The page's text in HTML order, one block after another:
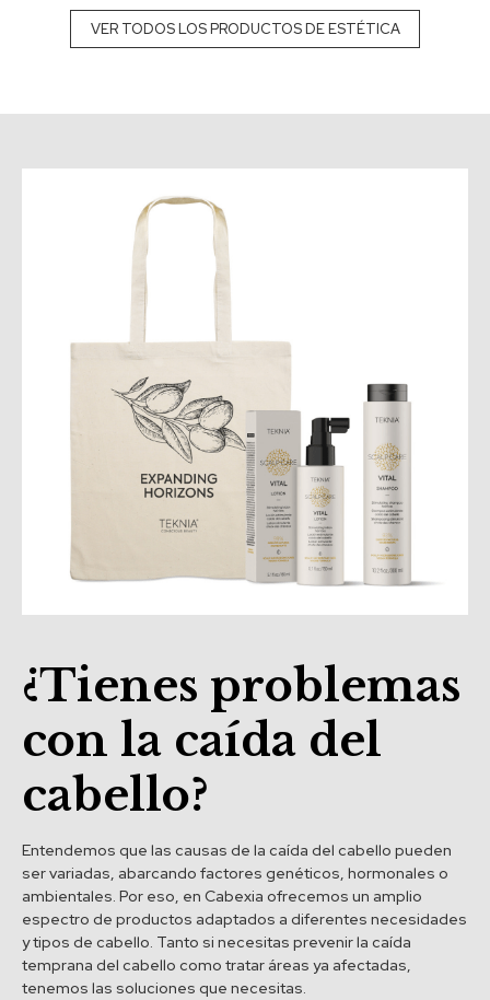
VER TODOS LOS PRODUCTOS DE ESTÉTICA
¿Tienes problemas
con la caída del
cabello?
Entendemos que las causas de la caída del cabello pueden
ser variadas, abarcando factores genéticos, hormonales o
ambientales. Por eso, en Cabexia ofrecemos un amplio
espectro de productos adaptados a diferentes necesidades
y tipos de cabello. Tanto si necesitas prevenir la caída
temprana del cabello como tratar áreas ya afectadas,
tenemos las soluciones que necesitas.